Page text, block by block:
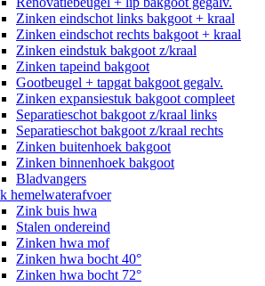
Zinken eindschot links bakgoot + kraal
Zinken eindschot rechts bakgoot + kraal
Zinken eindstuk bakgoot z/kraal
Zinken tapeind bakgoot
Gootbeugel + tapgat bakgoot gegalv.
Zinken expansiestuk bakgoot compleet
Separatieschot bakgoot z/kraal links
Separatieschot bakgoot z/kraal rechts
Zinken buitenhoek bakgoot
Zinken binnenhoek bakgoot
Bladvangers
hemelwaterafvoer
Zink buis hwa
Stalen ondereind
Zinken hwa mof
Zinken hwa bocht 40°
Zinken hwa bocht 72°